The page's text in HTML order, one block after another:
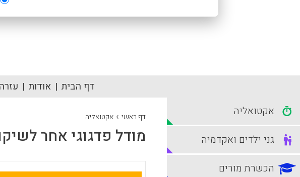
דף הבית אודות עזרה
דף ראשי › אקטואליה
מודל פדגוגי אחר
אקטואליה
גני ילדים ואקדמיה
הכשרת מורים